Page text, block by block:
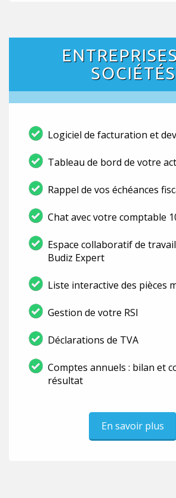
SOCIÉTÉS
Logiciel de facturation et
Tableau de bord de votre
Rappel de vos échéances
Chat avec votre comptable
Espace collaboratif de
Budiz Expert
Liste interactive des pièces
Gestion de votre RSI
Déclarations de TVA
Comptes annuels : bilan et
résultat
En savoir plus